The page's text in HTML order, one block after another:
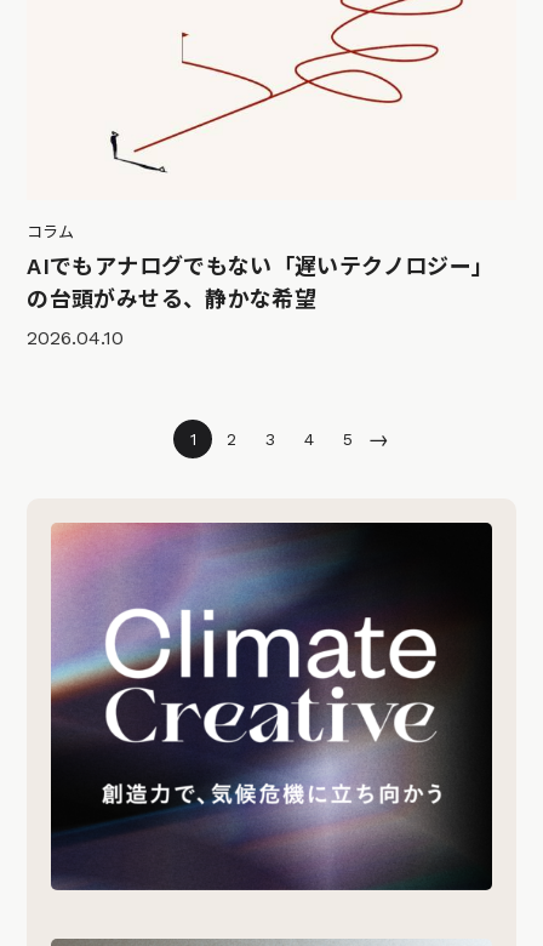
コラム
AIでもアナログでもない「遅いテクノロジー」
の台頭がみせる、静かな希望
2026.04.10
1 2 3 4 5 →